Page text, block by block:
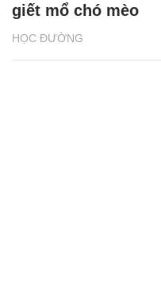
HỌC ĐƯỜNG
giết mổ chó mèo